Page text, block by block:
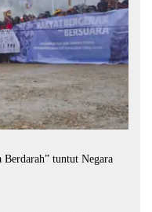
Berdarah” tuntut Negara